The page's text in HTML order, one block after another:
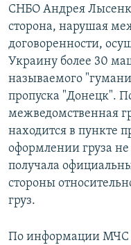
СНБО Андрея
сторона, нарушая
договоренности,
Украину более 30
называемого
пропуска "Донецк".
межведомственная
находится в пункте
оформлении груза
получала
стороны
груз.
По информации МЧС